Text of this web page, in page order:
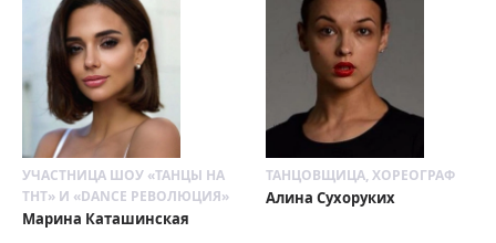
УЧАСТНИЦА ШОУ «ТАНЦЫ НА
ТНТ» И «DANCE РЕВОЛЮЦИЯ»
Марина Каташинская
ТАНЦОВЩИЦА, ХОРЕОГРАФ
Алина Сухоруких